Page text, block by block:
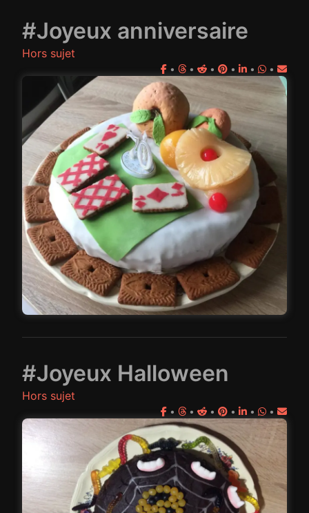
#Joyeux anniversaire
Hors sujet
• • • • • •
#Joyeux Halloween
Hors sujet
• • • • • •